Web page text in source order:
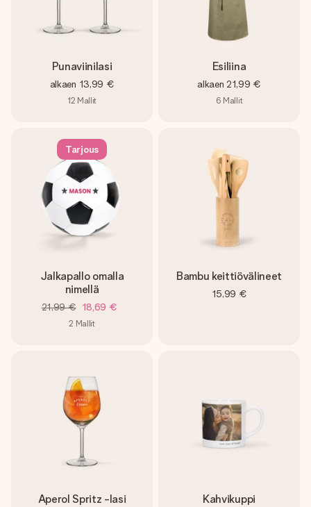
Punaviinilasi
alkaen 13,99 €
12 Mallit
Esiliina
alkaen 21,99 €
6 Mallit
Tarjous
Jalkapallo omalla
nimellä
21,99 € 18,69 €
2 Mallit
Bambu keittiövälineet
15,99 €
Aperol Spritz -lasi Kahvikuppi